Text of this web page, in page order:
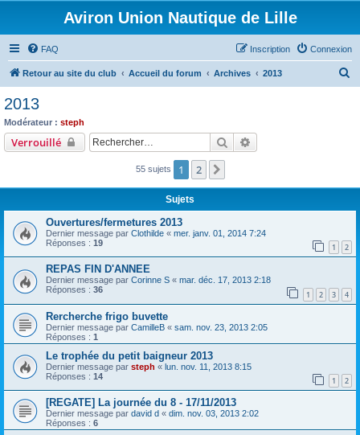
Aviron Union Nautique de Lille
FAQ Connexion
Inscription
Retour au site du club Accueil du forum Archives 2013
c
2013
Modérateur : steph
Verrouillé Rechercher
55 sujets 1 2
Sujets
Ouvertures/fermetures 2013
Dernier message par Clothilde « mer. janv. 01, 2014 7:24
Réponses : 19 1 2
REPAS FIN D'ANNEE
Dernier message par Corinne S « mar. déc. 17, 2013 2:18
Réponses : 36 1 2 3 4
Rercherche frigo buvette
Dernier message par CamilleB « sam. nov. 23, 2013 2:05
Réponses : 1
Le trophée du petit baigneur 2013
Dernier message par steph « lun. nov. 11, 2013 8:15
Réponses : 14 1 2
[REGATE] La journée du 8 - 17/11/2013
Dernier message par david d « dim. nov. 03, 2013 2:02
Réponses : 6